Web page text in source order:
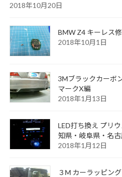
2018年10月20日
BMW Z4 キーレス
2018年10月1日
3Mブラックカーボ
マークX編
2018年1月13日
LED打ち換え プリ
知県・岐阜県・名古
2018年1月12日
３M カーラッピン